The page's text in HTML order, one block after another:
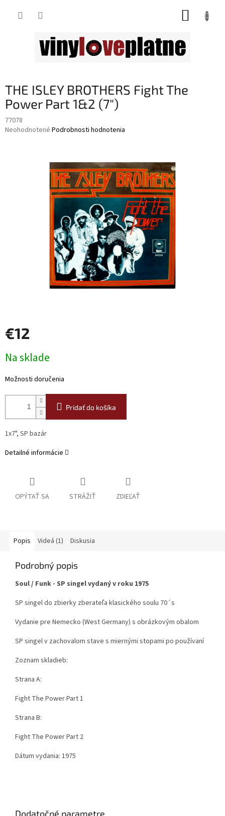
THE ISLEY BROTHERS Fight The
Power Part 1&2 (7")
77078
Priemerné
Neohodnotené Podrobnosti hodnotenia
€12
cena:
Na sklade
Možnosti doručenia
Pridať do košíka
1x7", SP bazár
Detailné informácie
OPÝTAŤ SA STRÁŽIŤ ZDIEĽAŤ
Popis Videá (1) Diskusia
Podrobný popis
Soul / Funk - SP singel vydaný v roku 1975
SP singel do zbierky zberateľa klasického soulu 70´s
Vydanie pre Nemecko (West Germany) s obrázkovým obalom
SP singel v zachovalom stave s miernými stopami po používaní
Zoznam skladieb:
Strana A:
Fight The Power Part 1
Strana B:
Fight The Power Part 2
Dátum vydania: 1975
Dodatočné parametre